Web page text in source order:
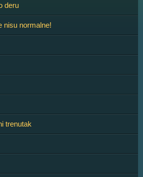
deru
nisu normalne!
trenutak